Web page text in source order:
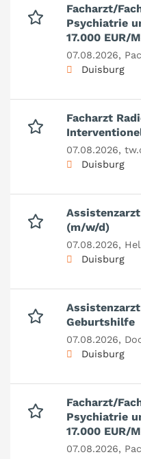
Facharzt/
Psychiatrie
17.000 EUR/
07.08.2026,
Duisburg
Facharzt
07.08.2026,
Duisburg
(m/w/d)
07.08.2026,
Duisburg
Geburtshilfe
07.08.2026,
Duisburg
Facharzt/
Psychiatrie
17.000 EUR/
07.08.2026,